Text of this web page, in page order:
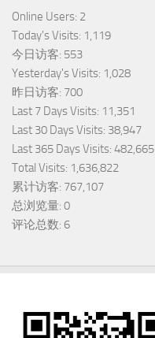
Online Users: 2
Today's Visits: 1,119
今日访客: 553
Yesterday's Visits: 1,028
昨日访客: 700
Last 7 Days Visits: 11,351
Last 30 Days Visits: 38,947
Last 365 Days Visits: 482,665
Total Visits: 1,636,822
累计访客: 767,107
总浏览量: 0
评论总数: 6